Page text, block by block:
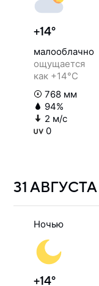
+14°
малооблачно
ощущается
как +14°C
768 мм
94%
2 м/с
0
31 АВГУСТА
Ночью
+14°